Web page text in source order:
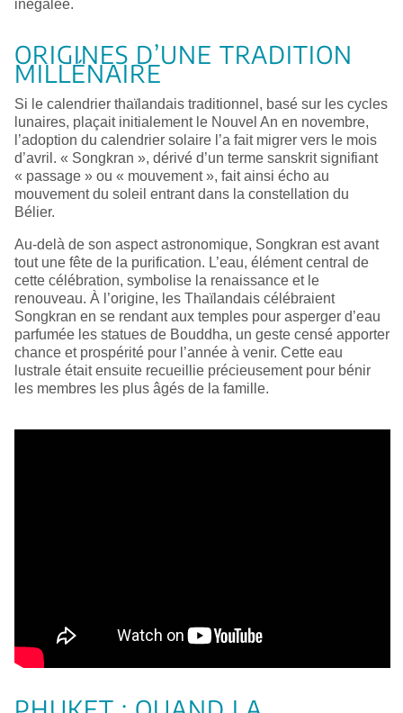
inégalée.
ORIGINES D’UNE TRADITION
MILLÉNAIRE
Si le calendrier thaïlandais traditionnel, basé sur les cycles
lunaires, plaçait initialement le Nouvel An en novembre,
l’adoption du calendrier solaire l’a fait migrer vers le mois
d’avril. « Songkran », dérivé d’un terme sanskrit signifiant
« passage » ou « mouvement », fait ainsi écho au
mouvement du soleil entrant dans la constellation du
Bélier.
Au-delà de son aspect astronomique, Songkran est avant
tout une fête de la purification. L’eau, élément central de
cette célébration, symbolise la renaissance et le
renouveau. À l’origine, les Thaïlandais célébraient
Songkran en se rendant aux temples pour asperger d’eau
parfumée les statues de Bouddha, un geste censé apporter
chance et prospérité pour l’année à venir. Cette eau
lustrale était ensuite recueillie précieusement pour bénir
les membres les plus âgés de la famille.